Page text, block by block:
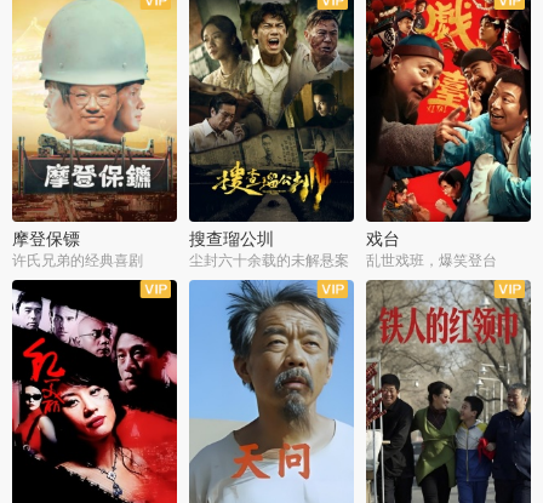
摩登保镖
许氏兄弟的经典喜剧
搜查瑠公圳
尘封六十余载的未解悬案
戏台
乱世戏班，爆笑登台